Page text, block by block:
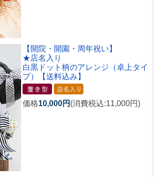
【開院・開園・周年祝い】
★店名入り
白黒ドット柄のアレンジ（卓上タイ
プ）【送料込み】
価格10,000円 (消費税込:11,000円)